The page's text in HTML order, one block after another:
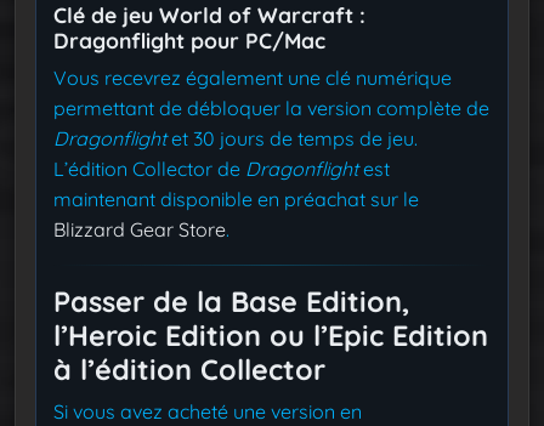
Clé de jeu World of Warcraft :
Dragonflight pour PC/Mac
Vous recevrez également une clé numérique
permettant de débloquer la version complète de
Dragonflightet 30 jours de temps de jeu.
L’édition Collector de Dragonflightest
maintenant disponible en préachat sur le
Blizzard Gear Store.
Passer de la Base Edition,
l’Heroic Edition ou l’Epic Edition
à l’édition Collector
Si vous avez acheté une version en